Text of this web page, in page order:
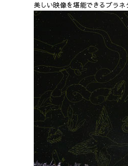
美しい映像を堪能できるプラネ